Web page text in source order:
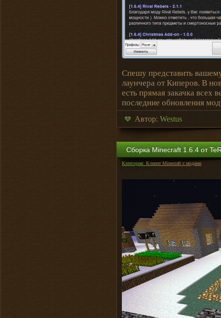
Спешу представить
лаунчера от Киперов. В
есть прямая закачка
последние обновления
Автор: Westus
Сборка Minecraft 1.6.4 от
Категория: Клиент Minecraft с модами